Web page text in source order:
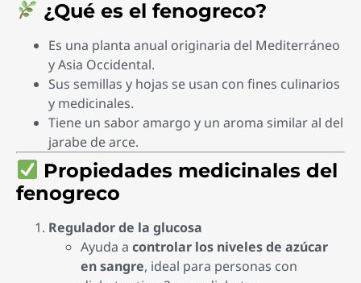
¿Qué es el fenogreco?
Es una planta anual originaria del Mediterráneo
y Asia Occidental.
Sus semillas y hojas se usan con fines culinarios
y medicinales.
Tiene un sabor amargo y un aroma similar al del
jarabe de arce.
Propiedades medicinales del
fenogreco
Regulador de la glucosa
Ayuda a controlar los niveles de azúcar
en sangre, ideal para personas con